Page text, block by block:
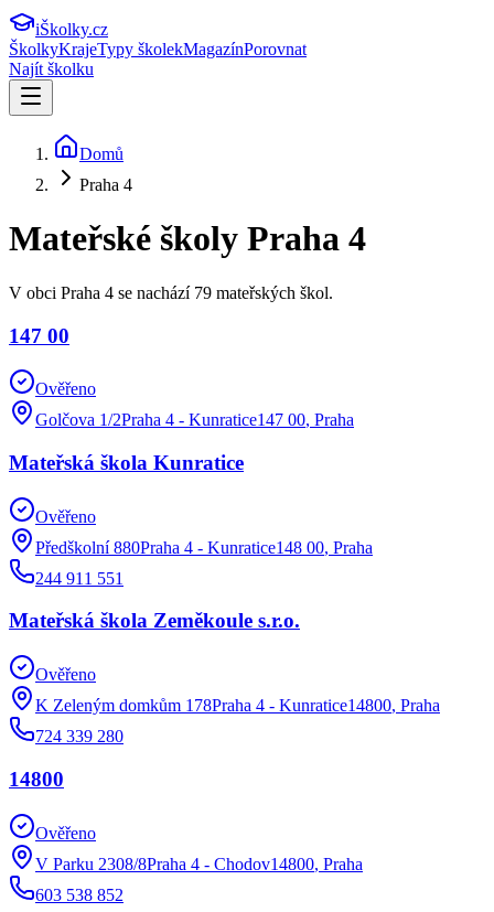
iŠkolky.cz
ŠkolkyKrajeTypy školekMagazínPorovnat
Najít školku
Domů
Praha 4
Mateřské školy Praha 4
V obci Praha 4 se nachází 79 mateřských škol.
147 00
Ověřeno
Golčova 1/2Praha 4 - Kunratice147 00, Praha
Mateřská škola Kunratice
Ověřeno
Předškolní 880Praha 4 - Kunratice148 00, Praha
244 911 551
Mateřská škola Zeměkoule s.r.o.
Ověřeno
K Zeleným domkům 178Praha 4 - Kunratice14800, Praha
724 339 280
14800
Ověřeno
V Parku 2308/8Praha 4 - Chodov14800, Praha
603 538 852